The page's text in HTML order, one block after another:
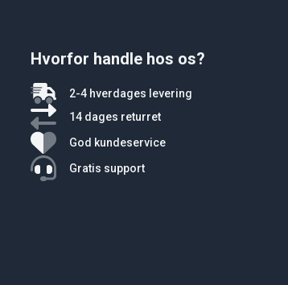
Hvorfor handle hos os?
2-4 hverdages levering
14 dages returret
God kundeservice
Gratis support